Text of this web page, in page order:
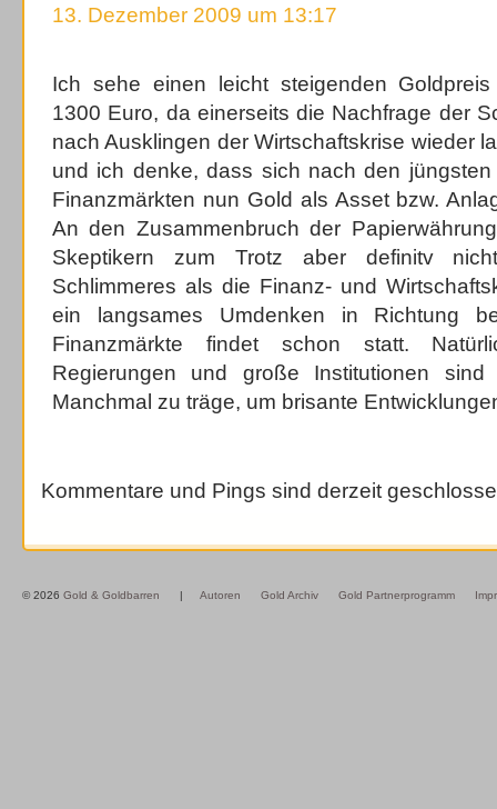
13. Dezember 2009 um 13:17
Ich sehe einen leicht steigenden
1300 Euro, da einerseits die Nachfrage der
nach Ausklingen der Wirtschaftskrise wieder
und ich denke, dass sich nach den
Finanzmärkten nun Gold als Asset bzw.
An den Zusammenbruch der
Skeptikern zum Trotz aber definitv
Schlimmeres als die Finanz- und
ein langsames Umdenken in Richtung
Finanzmärkte findet schon statt.
Regierungen und große Institutionen
Manchmal zu träge, um brisante
Kommentare und Pings sind derzeit
© 2026 Gold & Goldbarren | Autoren Gold Archiv Gold Partnerprogramm